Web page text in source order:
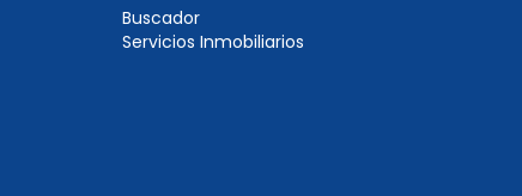
Buscador
Servicios Inmobiliarios